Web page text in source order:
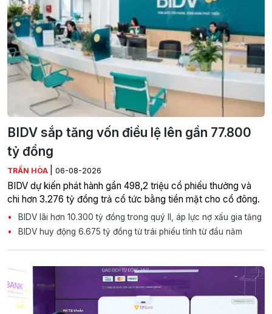
BIDV sắp tăng vốn điều lệ lên gần 77.800
tỷ đồng
TRẦN HÒA 06-08-2026
BIDV dự kiến phát hành gần 498,2 triệu cổ phiếu thưởng và
chi hơn 3.276 tỷ đồng trả cổ tức bằng tiền mặt cho cổ đông.
BIDV lãi hơn 10.300 tỷ đồng trong quý II, áp lực nợ xấu gia tăng
BIDV huy động 6.675 tỷ đồng từ trái phiếu tính từ đầu năm